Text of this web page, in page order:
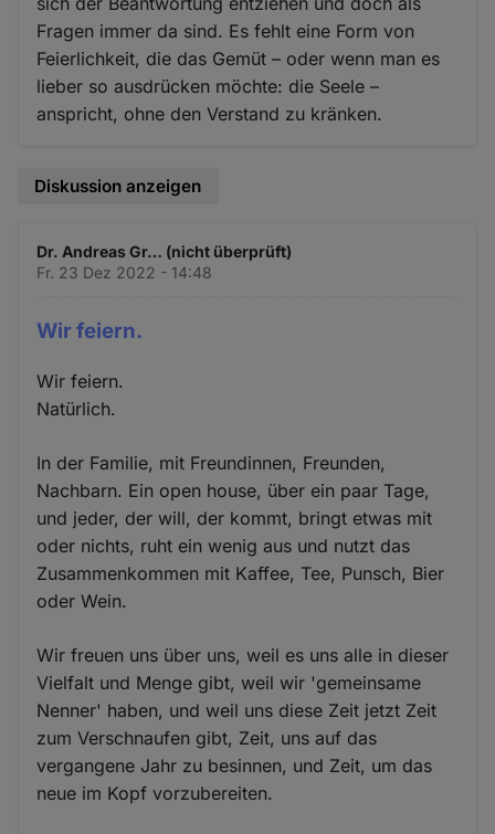
Fragen immer da sind. Es fehlt eine Form von
Feierlichkeit, die das Gemüt – oder wenn man es
lieber so ausdrücken möchte: die Seele –
anspricht, ohne den Verstand zu kränken.
Diskussion anzeigen
Dr. Andreas Gr… (nicht überprüft)
Fr. 23 Dez 2022 - 14:48
Wir feiern.
Wir feiern.
Natürlich.
In der Familie, mit Freundinnen, Freunden,
Nachbarn. Ein open house, über ein paar Tage,
und jeder, der will, der kommt, bringt etwas mit
oder nichts, ruht ein wenig aus und nutzt das
Zusammenkommen mit Kaffee, Tee, Punsch, Bier
oder Wein.
Wir freuen uns über uns, weil es uns alle in dieser
Vielfalt und Menge gibt, weil wir 'gemeinsame
Nenner' haben, und weil uns diese Zeit jetzt Zeit
zum Verschnaufen gibt, Zeit, uns auf das
vergangene Jahr zu besinnen, und Zeit, um das
neue im Kopf vorzubereiten.